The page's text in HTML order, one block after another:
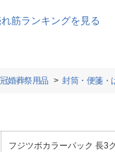
筋ランキングを見る
婚葬祭用品 封筒・便箋・
フジツボカラーパック 長3